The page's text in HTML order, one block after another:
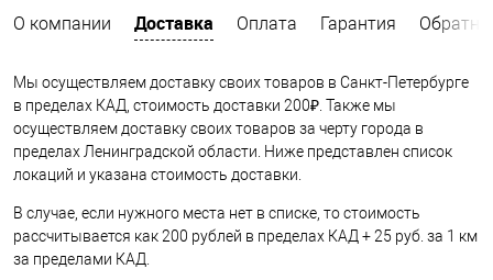
О компании Доставка Оплата Гарантия
Мы осуществляем доставку своих товаров в Санкт-Петербурге
в пределах КАД, стоимость доставки 200₽. Также мы
осуществляем доставку своих товаров за черту города в
пределах Ленинградской области. Ниже представлен список
локаций и указана стоимость доставки.
В случае, если нужного места нет в списке, то стоимость
рассчитывается как 200 рублей в пределах КАД + 25 руб. за 1 км
за пределами КАД.